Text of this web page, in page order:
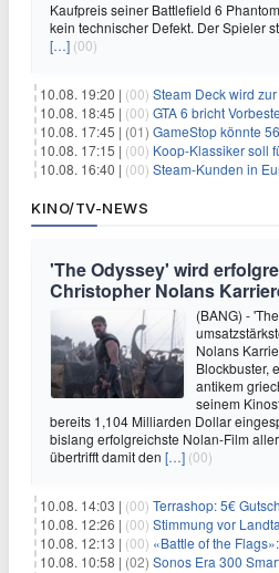
Kaufpreis seiner Battlefield 6
kein technischer Defekt. Der Spieler
[…] (00)
10.08. 19:20 | (00) Steam Deck wird zur PS5-
10.08. 18:45 | (00) GTA 6 bricht
10.08. 17:45 | (01) GameStop könnte 56-Milliarden-
10.08. 17:15 | (00) Koop-Klassiker soll für Switch 2
10.08. 16:40 | (00) Steam-Kunden in Europa betroffen:
KINO/TV-NEWS
'The Odyssey' wird
Christopher Nolans
(BANG) -
Nolans
Blockbuster,
antikem
seinem
bereits 1,104 Milliarden Dollar
bislang erfolgreichste Nolan-Film
übertrifft damit den […] (00)
10.08. 14:03 | (00) Terrashop: 5€ Gutschein ab
10.08. 12:26 | (00) Stimmung vor
10.08. 12:13 | (00) «Battle of the Flags»: ZDF
10.08. 10:58 | (02) Sonos Era 300 Smart Speaker für 379€